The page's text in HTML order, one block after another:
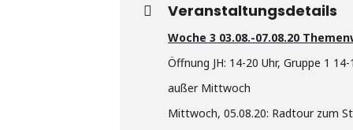
Veranstaltungsdetails
Woche 3 03.08.-07.08.20
Öffnung JH: 14-20 Uhr, Gruppe 1
außer Mittwoch
Mittwoch, 05.08.20: Radtour zum